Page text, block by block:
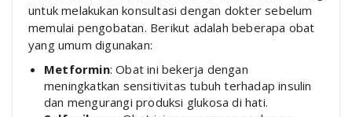
untuk melakukan konsultasi dengan dokter sebelum
memulai pengobatan. Berikut adalah beberapa obat
yang umum digunakan:
Metformin: Obat ini bekerja dengan
meningkatkan sensitivitas tubuh terhadap insulin
dan mengurangi produksi glukosa di hati.